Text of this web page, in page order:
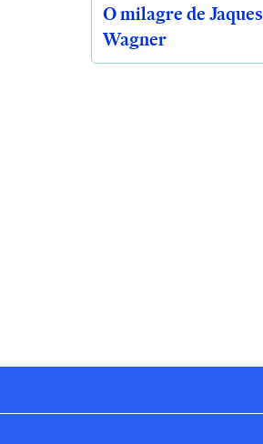
O milagre de Jaques
Wagner